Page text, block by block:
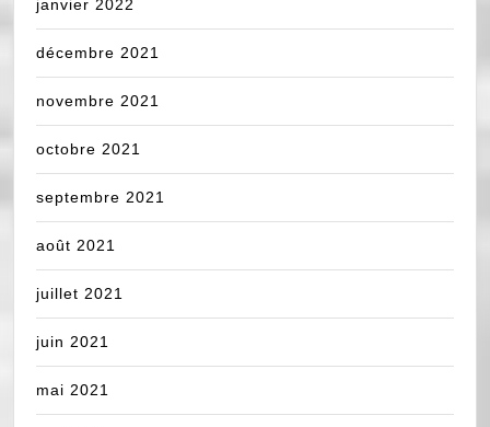
janvier 2022
décembre 2021
novembre 2021
octobre 2021
septembre 2021
août 2021
juillet 2021
juin 2021
mai 2021